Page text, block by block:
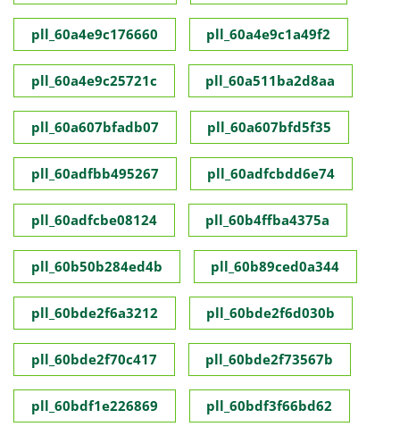
pll_60a4e9c176660 pll_60a4e9c1a49f2
pll_60a4e9c25721c pll_60a511ba2d8aa
pll_60a607bfadb07 pll_60a607bfd5f35
pll_60adfbb495267 pll_60adfcbdd6e74
pll_60adfcbe08124 pll_60b4ffba4375a
pll_60b50b284ed4b pll_60b89ced0a344
pll_60bde2f6a3212 pll_60bde2f6d030b
pll_60bde2f70c417 pll_60bde2f73567b
pll_60bdf1e226869 pll_60bdf3f66bd62